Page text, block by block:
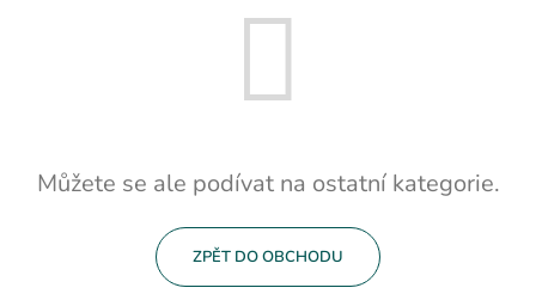
Můžete se ale podívat na ostatní kategorie.
ZPĚT DO OBCHODU